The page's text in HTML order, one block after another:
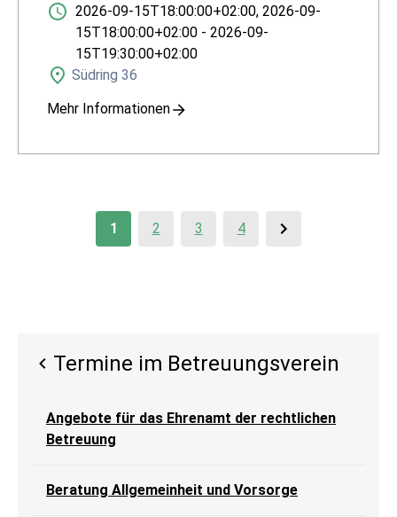
2026-09-15T18:00:00+02:00, 2026-09-
15T18:00:00+02:00 - 2026-09-
15T19:30:00+02:00
Südring 36
Mehr Informationen
1 2 3 4
Termine im Betreuungsverein
Angebote für das Ehrenamt der rechtlichen
Betreuung
Beratung Allgemeinheit und Vorsorge